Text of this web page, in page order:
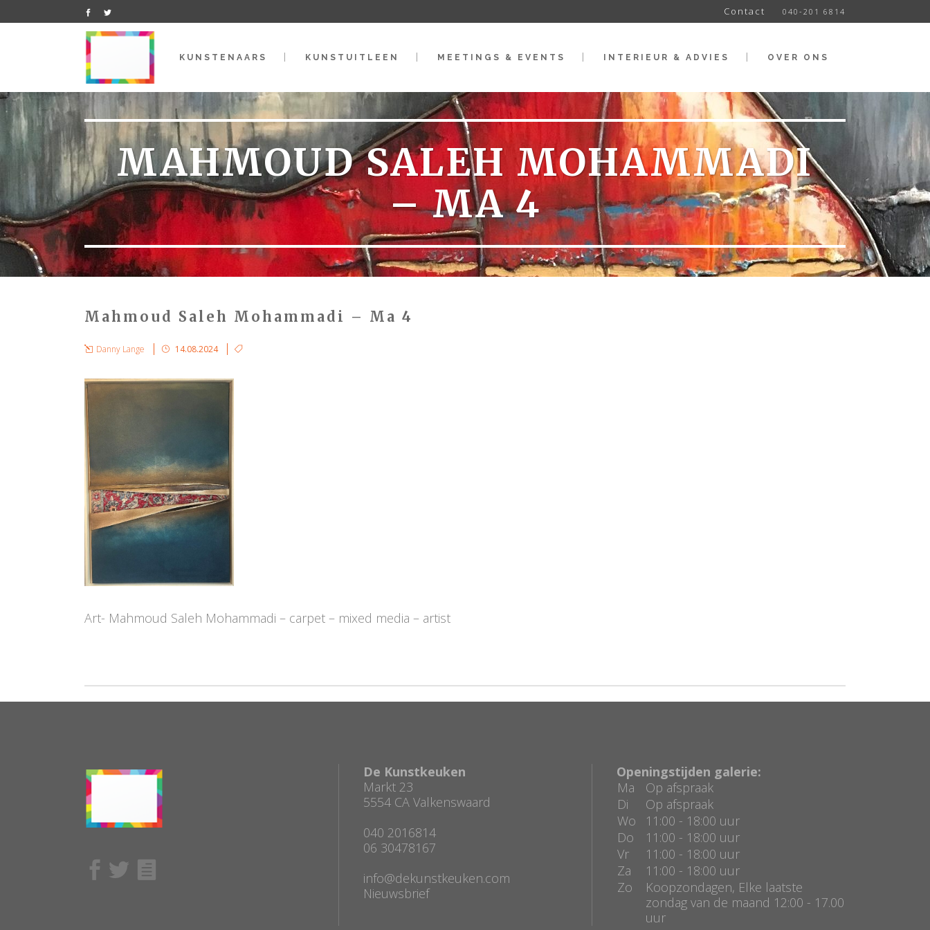
Contact 040-201 6814
KUNSTENAARS KUNSTUITLEEN MEETINGS & EVENTS INTERIEUR & ADVIES OVER ONS
MAHMOUD SALEH MOHAMMADI
– MA 4
Mahmoud Saleh Mohammadi – Ma 4
Danny Lange 14.08.2024
Art- Mahmoud Saleh Mohammadi – carpet – mixed media – artist
De Kunstkeuken
Markt 23
5554 CA Valkenswaard
040 2016814
06 30478167
info@dekunstkeuken.com
Nieuwsbrief
Openingstijden galerie:
Ma
Op afspraak
Di
Op afspraak
Wo
11:00 - 18:00 uur
Do
11:00 - 18:00 uur
Vr
11:00 - 18:00 uur
Za
11:00 - 18:00 uur
Zo
Koopzondagen, Elke laatste
zondag van de maand 12:00 - 17.00
uur